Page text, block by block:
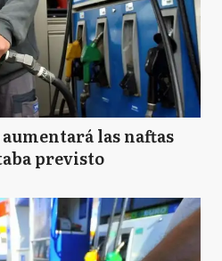
las naftas
previsto